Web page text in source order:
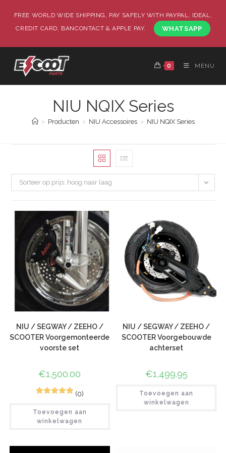
FREE WORLD WIDE SHIPPING, PAY SAFELY WITH PAYPAL, IDEAL,
CREDIT CARD, BANCONTACT & APPLE PAY.
WHATSAPP
0 MENU
NIU NQIX Series
> Producten > NIU Accessoires > NIU NQIX Series
Sorteer op prijs: hoog naar laag
NIU / SEGWAY / ZEEHO /
SCOOTER Voorgemonteerde
voorste set
€1,500.00
5.00op 5
gebaseerd
waardering
(0)
Toevoegen aan
winkelwagen
NIU / SEGWAY / ZEEHO /
SCOOTER Voorgebouwde
achterset
€1,499.95
Toevoegen aan
winkelwagen